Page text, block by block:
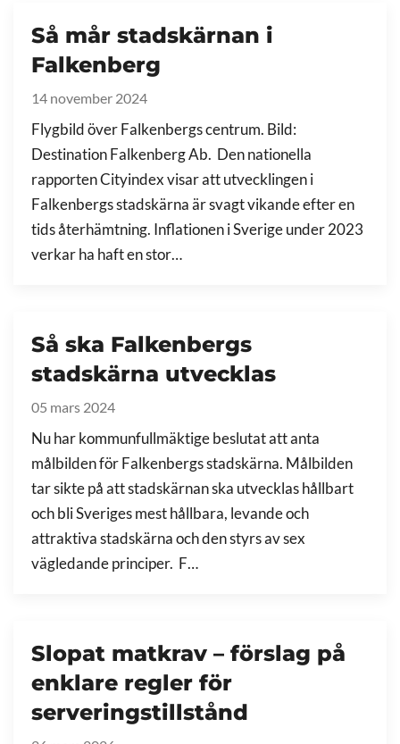
Så mår stadskärnan i
Falkenberg
14 november 2024
Flygbild över Falkenbergs centrum. Bild:
Destination Falkenberg Ab. Den nationella
rapporten Cityindex visar att utvecklingen i
Falkenbergs stadskärna är svagt vikande efter en
tids återhämtning. Inflationen i Sverige under 2023
verkar ha haft en stor…
Så ska Falkenbergs
stadskärna utvecklas
05 mars 2024
Nu har kommunfullmäktige beslutat att anta
målbilden för Falkenbergs stadskärna. Målbilden
tar sikte på att stadskärnan ska utvecklas hållbart
och bli Sveriges mest hållbara, levande och
attraktiva stadskärna och den styrs av sex
vägledande principer. F…
Slopat matkrav – förslag på
enklare regler för
serveringstillstånd